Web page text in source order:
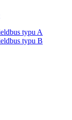
typu A
typu B